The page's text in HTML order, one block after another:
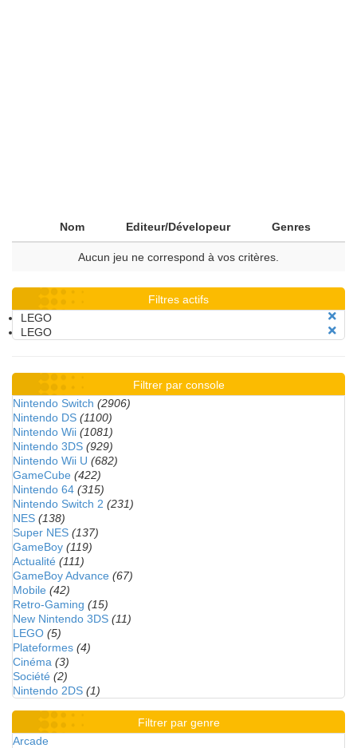
Nom Editeur/Dévelopeur Genres
Aucun jeu ne correspond à vos critères.
Filtres actifs
LEGO
LEGO
Filtrer par console
Nintendo Switch (2906)
Nintendo DS (1100)
Nintendo Wii (1081)
Nintendo 3DS (929)
Nintendo Wii U (682)
GameCube (422)
Nintendo 64 (315)
Nintendo Switch 2 (231)
NES (138)
Super NES (137)
GameBoy (119)
Actualité (111)
GameBoy Advance (67)
Mobile (42)
Retro-Gaming (15)
New Nintendo 3DS (11)
LEGO (5)
Plateformes (4)
Cinéma (3)
Société (2)
Nintendo 2DS (1)
Filtrer par genre
Arcade